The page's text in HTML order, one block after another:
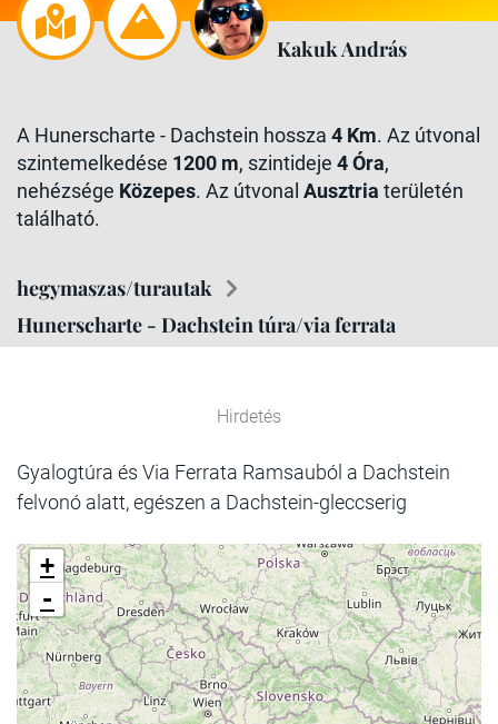
Kakuk András
A Hunerscharte - Dachstein hossza 4 Km. Az útvonal
szintemelkedése 1200 m, szintideje 4 Óra,
nehézsége Közepes. Az útvonal Ausztria területén
található.
hegymaszas/turautak
Hunerscharte - Dachstein túra/via ferrata
Hirdetés
Gyalogtúra és Via Ferrata Ramsauból a Dachstein
felvonó alatt, egészen a Dachstein-gleccserig
+
-